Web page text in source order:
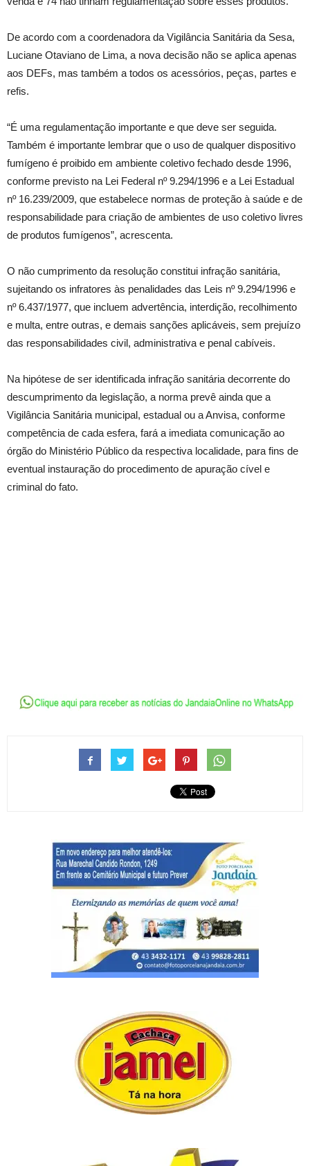
De acordo com a coordenadora da Vigilância Sanitária da Sesa,
Luciane Otaviano de Lima, a nova decisão não se aplica apenas
aos DEFs, mas também a todos os acessórios, peças, partes e
refis.
“É uma regulamentação importante e que deve ser seguida.
Também é importante lembrar que o uso de qualquer dispositivo
fumígeno é proibido em ambiente coletivo fechado desde 1996,
conforme previsto na Lei Federal nº 9.294/1996 e a Lei Estadual
nº 16.239/2009, que estabelece normas de proteção à saúde e de
responsabilidade para criação de ambientes de uso coletivo livres
de produtos fumígenos”, acrescenta.
O não cumprimento da resolução constitui infração sanitária,
sujeitando os infratores às penalidades das Leis nº 9.294/1996 e
nº 6.437/1977, que incluem advertência, interdição, recolhimento
e multa, entre outras, e demais sanções aplicáveis, sem prejuízo
das responsabilidades civil, administrativa e penal cabíveis.
Na hipótese de ser identificada infração sanitária decorrente do
descumprimento da legislação, a norma prevê ainda que a
Vigilância Sanitária municipal, estadual ou a Anvisa, conforme
competência de cada esfera, fará a imediata comunicação ao
órgão do Ministério Público da respectiva localidade, para fins de
eventual instauração do procedimento de apuração cível e
criminal do fato.